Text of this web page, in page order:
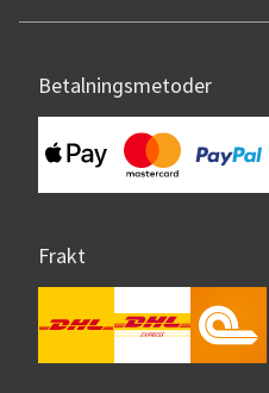
Betalningsmetoder
Frakt